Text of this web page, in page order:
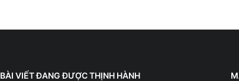
BÀI VIẾT ĐANG ĐƯỢC THỊNH HÀNH